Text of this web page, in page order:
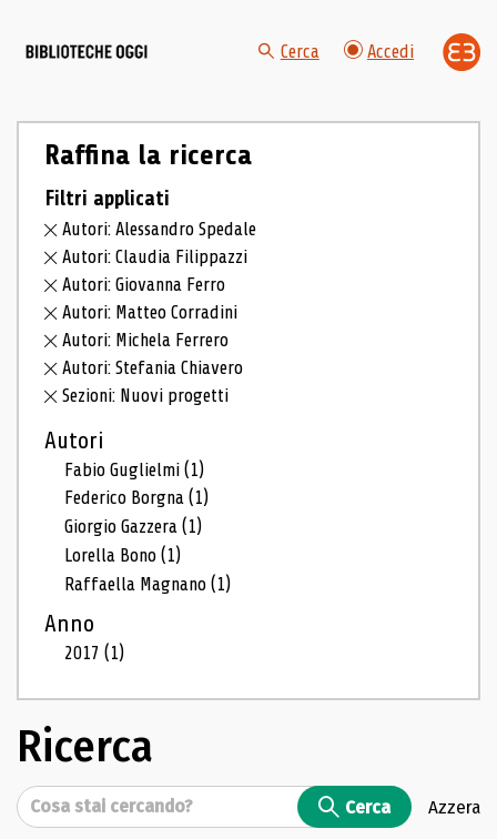
Cerca Accedi
Raffina la ricerca
Filtri applicati
Autori: Alessandro Spedale
Autori: Claudia Filippazzi
Autori: Giovanna Ferro
Autori: Matteo Corradini
Autori: Michela Ferrero
Autori: Stefania Chiavero
Sezioni: Nuovi progetti
Autori
Fabio Guglielmi(1)
Federico Borgna(1)
Giorgio Gazzera(1)
Lorella Bono(1)
Raffaella Magnano(1)
Anno
2017(1)
Ricerca
Cerca Cerca Azzera